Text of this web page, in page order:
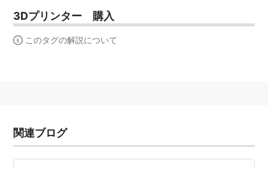
3Dプリンター 購入
このタグの解説について
関連ブログ